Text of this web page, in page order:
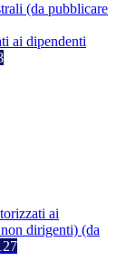
(da pubblicare
ai dipendenti
ai
dirigenti) (da